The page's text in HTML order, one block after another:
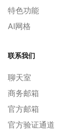
特色功能
AI网格
联系我们
聊天室
商务邮箱
官方邮箱
官方验证通道